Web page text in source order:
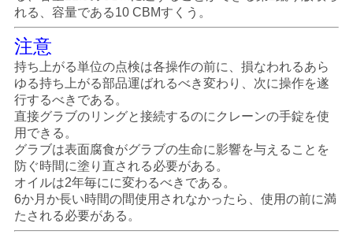
ー
ス
事
件
CONTACT
US
れる、容量である10 CBMすくう。
注意
持ち上がる単位の点検は各操作の前に、損なわれるあら
ゆる持ち上がる部品運ばれるべき変わり、次に操作を遂
行するべきである。
直接グラブのリングと接続するのにクレーンの手錠を使
用できる。
グラブは表面腐食がグラブの生命に影響を与えることを
防ぐ時間に塗り直される必要がある。
オイルは2年毎にに変わるべきである。
6か月か長い時間の間使用されなかったら、使用の前に満
たされる必要がある。